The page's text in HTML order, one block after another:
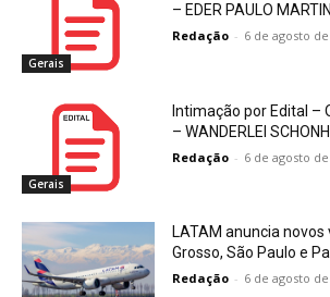
Gerais
– EDER PAULO
Redação - 6 de agosto
Gerais
Intimação por Edital –
– WANDERLEI
Redação - 6 de agosto
LATAM anuncia
Grosso, São Paulo e
Redação - 6 de agosto